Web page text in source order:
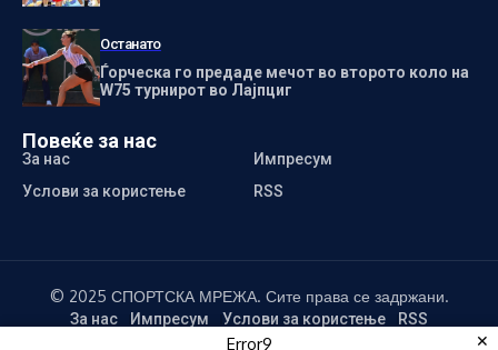
Останато
Ѓорческа го предаде мечот во второто коло на
W75 турнирот во Лајпциг
Повеќе за нас
За нас
Импресум
Услови за користење
RSS
© 2025 СПОРТСКА МРЕЖА. Сите права се задржани.
За нас Импресум Услови за користење RSS
✕
Error9